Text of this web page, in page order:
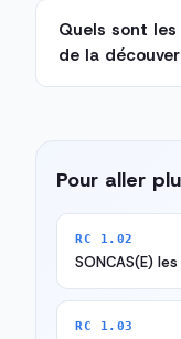
Quels sont
de la
Pour aller
RC 1.02
SONCAS(E)
RC 1.03